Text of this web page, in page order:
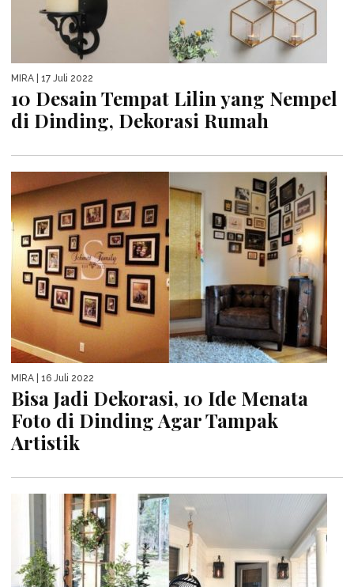
MIRA | 17 Juli 2022
10 Desain Tempat Lilin yang Nempel
di Dinding, Dekorasi Rumah
MIRA | 16 Juli 2022
Bisa Jadi Dekorasi, 10 Ide Menata
Foto di Dinding Agar Tampak
Artistik